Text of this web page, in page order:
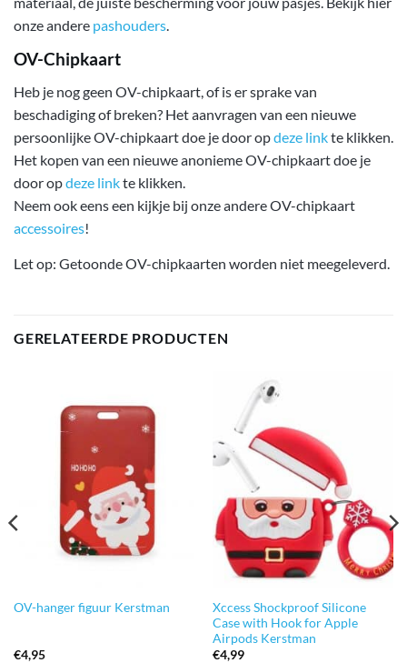
onze andere pashouders.
OV-Chipkaart
Heb je nog geen OV-chipkaart, of is er sprake van
beschadiging of breken? Het aanvragen van een nieuwe
persoonlijke OV-chipkaart doe je door opdeze linkte klikken.
Het kopen van een nieuwe anonieme OV-chipkaart doe je
door opdeze linkte klikken.
Neem ook eens een kijkje bij onze andere OV-chipkaart
accessoires!
Let op: Getoonde OV-chipkaarten worden niet meegeleverd.
GERELATEERDE PRODUCTEN
OV-hanger figuur Kerstman
€4,95
Xccess Shockproof Silicone
Case with Hook for Apple
Airpods Kerstman
€4,99